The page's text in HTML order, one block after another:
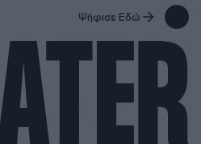
Ψήφισε Εδώ